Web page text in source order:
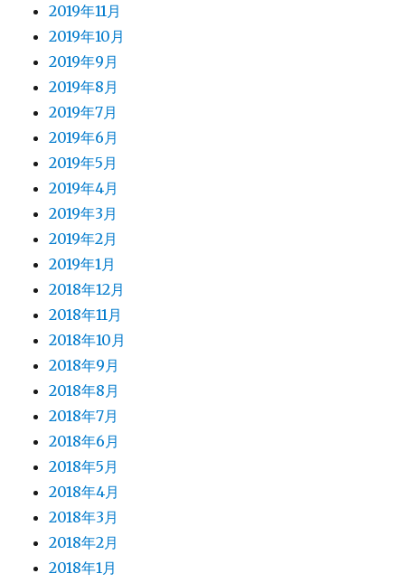
2019年11月
2019年10月
2019年9月
2019年8月
2019年7月
2019年6月
2019年5月
2019年4月
2019年3月
2019年2月
2019年1月
2018年12月
2018年11月
2018年10月
2018年9月
2018年8月
2018年7月
2018年6月
2018年5月
2018年4月
2018年3月
2018年2月
2018年1月